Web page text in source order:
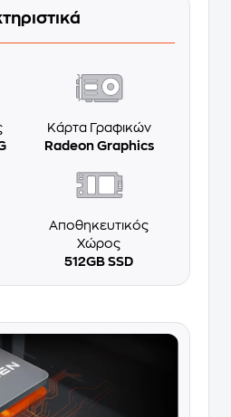
Κάρτα Γραφικών
Radeon Graphics
Αποθηκευτικός
Χώρος
512GB SSD